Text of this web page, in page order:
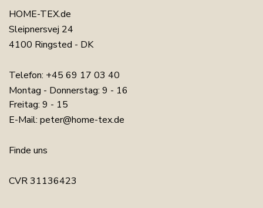
HOME-TEX.de
Sleipnersvej 24
4100 Ringsted - DK
Telefon: +45 69 17 03 40
Montag - Donnerstag: 9 - 16
Freitag: 9 - 15
E-Mail: peter@home-tex.de
Finde uns
CVR 31136423